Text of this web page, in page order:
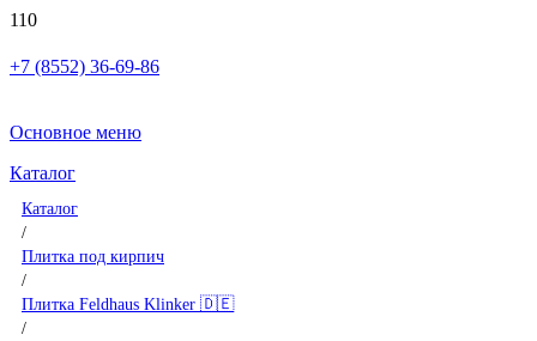
+7 (8552) 36-69-86
Основное меню
Каталог
Каталог
/
Плитка под кирпич
/
Плитка Feldhaus Klinker 🇩🇪
/